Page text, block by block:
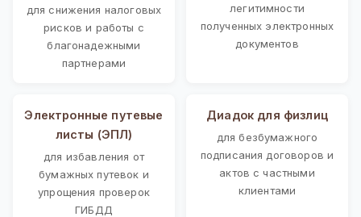
для снижения налоговых
рисков и работы с
благонадежными
партнерами
легитимности
полученных электронных
документов
Электронные путевые
листы (ЭПЛ)
для избавления от
бумажных путевок и
упрощения проверок
ГИБДД
Диадок для физлиц
для безбумажного
подписания договоров и
актов с частными
клиентами